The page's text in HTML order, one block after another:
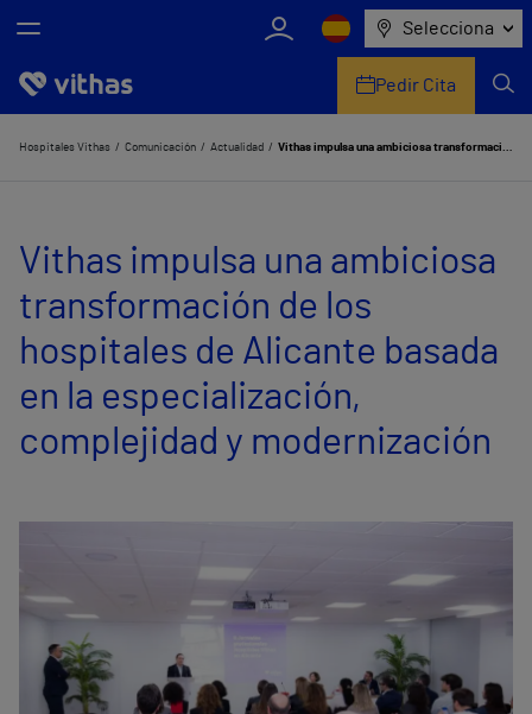
Selecciona
Nosotros
Servicios de salud
Equipo médico y asistencial
Información útil
Comunicación
Pedir Cita
Hospitales Vithas Comunicación Actualidad Vithas impulsa una ambiciosa transformación de los hospitales de Alicante basada en la especialización, complejidad y modernización
Vithas impulsa una ambiciosa
transformación de los
hospitales de Alicante basada
en la especialización,
complejidad y modernización